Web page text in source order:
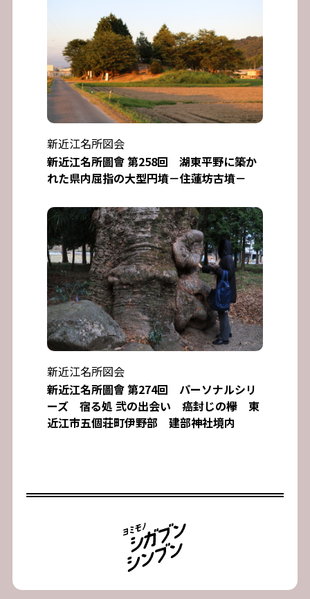
新近江名所図会
新近江名所圖會 第258回 湖東平野に築か
れた県内屈指の大型円墳－住蓮坊古墳－
新近江名所図会
新近江名所圖會 第274回 パーソナルシリ
ーズ 宿る処 弐の出会い 癌封じの欅 東
近江市五個荘町伊野部 建部神社境内